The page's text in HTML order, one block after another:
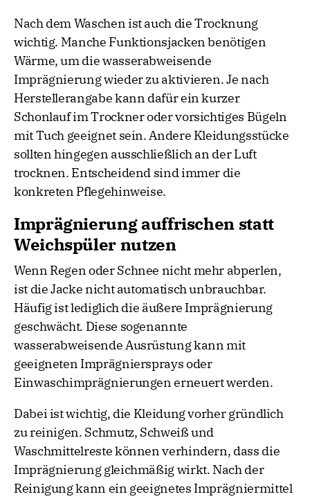
Nach dem Waschen ist auch die Trocknung
wichtig. Manche Funktionsjacken benötigen
Wärme, um die wasserabweisende
Imprägnierung wieder zu aktivieren. Je nach
Herstellerangabe kann dafür ein kurzer
Schonlauf im Trockner oder vorsichtiges Bügeln
mit Tuch geeignet sein. Andere Kleidungsstücke
sollten hingegen ausschließlich an der Luft
trocknen. Entscheidend sind immer die
konkreten Pflegehinweise.
Imprägnierung auffrischen statt
Weichspüler nutzen
Wenn Regen oder Schnee nicht mehr abperlen,
ist die Jacke nicht automatisch unbrauchbar.
Häufig ist lediglich die äußere Imprägnierung
geschwächt. Diese sogenannte
wasserabweisende Ausrüstung kann mit
geeigneten Imprägniersprays oder
Einwaschimprägnierungen erneuert werden.
Dabei ist wichtig, die Kleidung vorher gründlich
zu reinigen. Schmutz, Schweiß und
Waschmittelreste können verhindern, dass die
Imprägnierung gleichmäßig wirkt. Nach der
Reinigung kann ein geeignetes Imprägniermittel